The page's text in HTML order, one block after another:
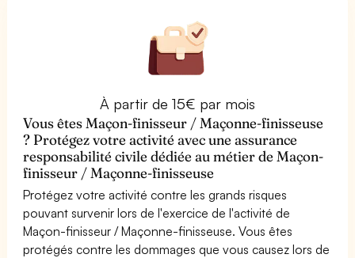
À partir de 15€ par mois
Vous êtes Maçon-finisseur / Maçonne-finisseuse
? Protégez votre activité avec une assurance
responsabilité civile dédiée au métier de Maçon-
finisseur / Maçonne-finisseuse
Protégez votre activité contre les grands risques
pouvant survenir lors de l'exercice de l'activité de
Maçon-finisseur / Maçonne-finisseuse. Vous êtes
protégés contre les dommages que vous causez lors de